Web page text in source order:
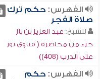
الفهرس:حكم ترك
صلاة الفجر
للشيخ: عبد العزيز بن باز
جزء من محاضرة ( فتاوى نور
على الدرب (408))
الفهرس:حكم